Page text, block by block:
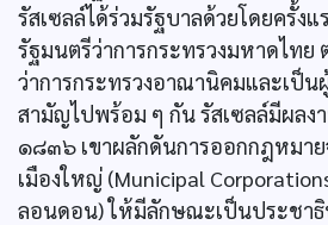
รัสเซลล์ได้ร่วมรัฐบาลด้วยโดยครั้ง
รัฐมนตรีว่าการกระทรวงมหาดไทย
ว่าการกระทรวงอาณานิคมและเป็
สามัญไปพร้อม ๆ กัน รัสเซลล์มีผลง
๑๘๓๖ เขาผลักดันการออกกฎหมา
เมืองใหญ่ (Municipal
ลอนดอน) ให้มีลักษณะเป็นประชา